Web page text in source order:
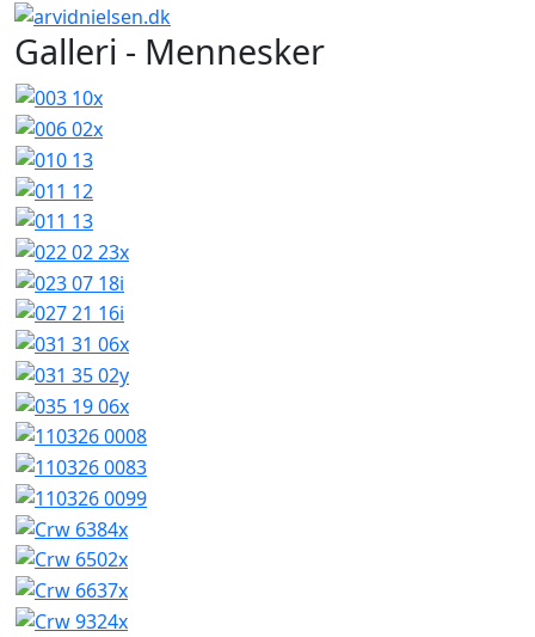
Galleri - Mennesker